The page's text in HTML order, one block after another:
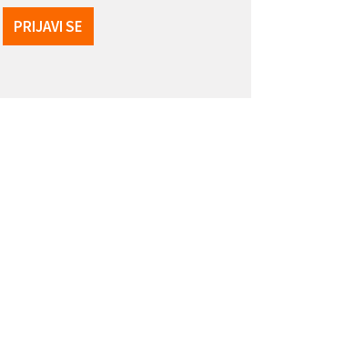
PRIJAVI SE